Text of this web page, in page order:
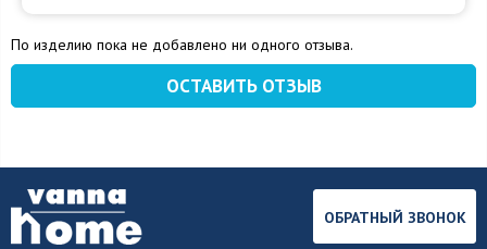
По изделию пока не добавлено ни одного отзыва.
ОСТАВИТЬ ОТЗЫВ
ОБРАТНЫЙ ЗВОНОК